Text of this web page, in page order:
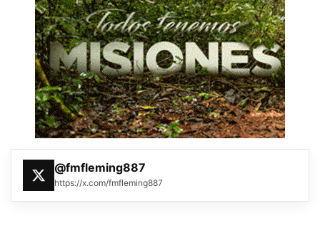
@fmfleming887
https://x.com/fmfleming887